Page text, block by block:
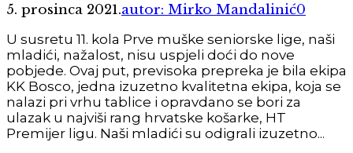
5. prosinca 2021.autor: Mirko Mandalinić0
U susretu 11. kola Prve muške seniorske lige, naši
mladići, nažalost, nisu uspjeli doći do nove
pobjede. Ovaj put, previsoka prepreka je bila ekipa
KK Bosco, jedna izuzetno kvalitetna ekipa, koja se
nalazi pri vrhu tablice i opravdano se bori za
ulazak u najviši rang hrvatske košarke, HT
Premijer ligu. Naši mladići su odigrali izuzetno...